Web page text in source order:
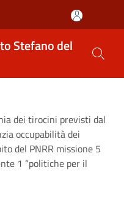
Stefano del
dei tirocini previsti dal
occupabilità dei
del PNRR missione 5
1 “politiche per il